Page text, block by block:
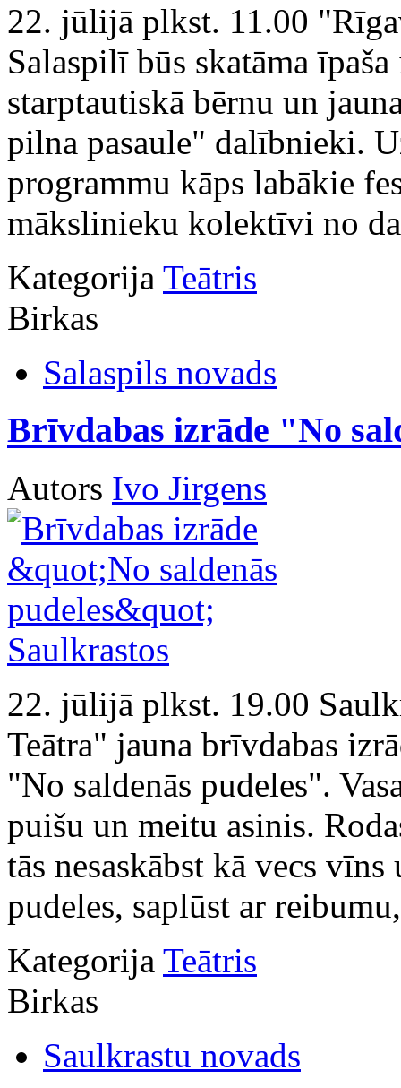
22. jūlijā plkst. 11.00
Salaspilī būs skatāma
starptautiskā bērnu un
pilna pasaule" dalībnieki.
programmu kāps labākie
mākslinieku kolektīvi no
Kategorija Teātris
Birkas
Salaspils novads
Brīvdabas izrāde "No
Autors Ivo Jirgens
22. jūlijā plkst. 19.00
Teātra" jauna brīvdabas
"No saldenās pudeles".
puišu un meitu asinis.
tās nesaskābst kā vecs
pudeles, saplūst ar
Kategorija Teātris
Birkas
Saulkrastu novads